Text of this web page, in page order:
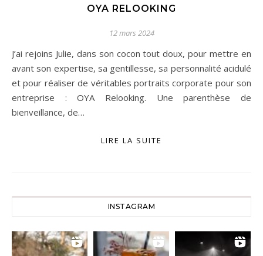
OYA RELOOKING
12 mars 2024
J’ai rejoins Julie, dans son cocon tout doux, pour mettre en
avant son expertise, sa gentillesse, sa personnalité acidulé
et pour réaliser de véritables portraits corporate pour son
entreprise : OYA Relooking. Une parenthèse de
bienveillance, de…
LIRE LA SUITE
INSTAGRAM